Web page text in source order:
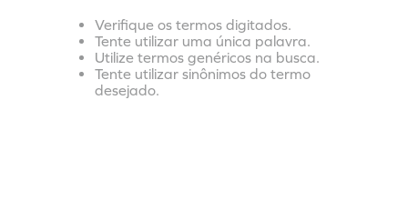
Verifique os termos digitados.
Tente utilizar uma única palavra.
Utilize termos genéricos na busca.
Tente utilizar sinônimos do termo
desejado.